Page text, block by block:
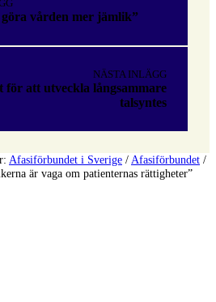
vården mer jämlik”
NÄSTA INLÄGG
för att utveckla långsammare
talsyntes
Afasiförbundet i Sverige / Afasiförbundet /
är vaga om patienternas rättigheter”